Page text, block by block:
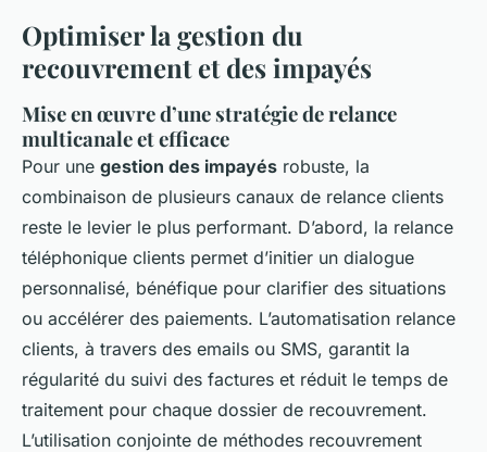
Optimiser la gestion du
recouvrement et des impayés
Mise en œuvre d’une stratégie de relance
multicanale et efficace
Pour une gestion des impayés robuste, la
combinaison de plusieurs canaux de relance clients
reste le levier le plus performant. D’abord, la relance
téléphonique clients permet d’initier un dialogue
personnalisé, bénéfique pour clarifier des situations
ou accélérer des paiements. L’automatisation relance
clients, à travers des emails ou SMS, garantit la
régularité du suivi des factures et réduit le temps de
traitement pour chaque dossier de recouvrement.
L’utilisation conjointe de méthodes recouvrement